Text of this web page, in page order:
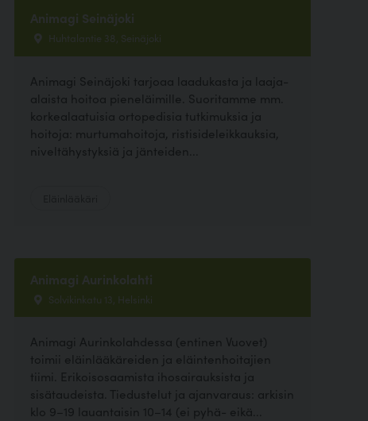
Animagi Seinäjoki
Huhtalantie 38, Seinäjoki
Animagi Seinäjoki tarjoaa laadukasta ja laaja-
alaista hoitoa pieneläimille. Suoritamme mm.
korkealaatuisia ortopedisia tutkimuksia ja
hoitoja: murtumahoitoja, ristisideleikkauksia,
niveltähystyksiä ja jänteiden...
Animagi Aurinkolahti
Solvikinkatu 13, Helsinki
Animagi Aurinkolahdessa (entinen Vuovet)
toimii eläinlääkäreiden ja eläintenhoitajien
tiimi. Erikoisosaamista ihosairauksista ja
sisätaudeista. Tiedustelut ja ajanvaraus: arkisin
klo 9–19 lauantaisin 10–14 (ei pyhä- eikä...